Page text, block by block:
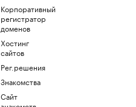
Корпоративный
регистратор
доменов
Хостинг
сайтов
Рег.решения
Знакомства
Сайт